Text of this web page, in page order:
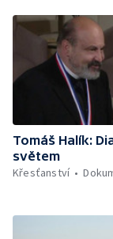
Tomáš Halík:
světem
Křesťanství